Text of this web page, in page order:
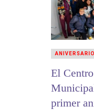
El
primer
ANIVERSARIO